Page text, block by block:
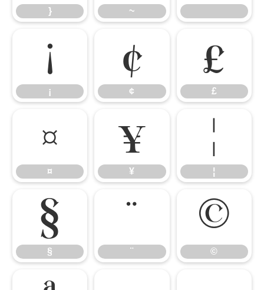
} ~
¡
¡
¢
¢
£
£
¤
¤
¥
¥
¦
¦
§
§
¨
¨
©
©